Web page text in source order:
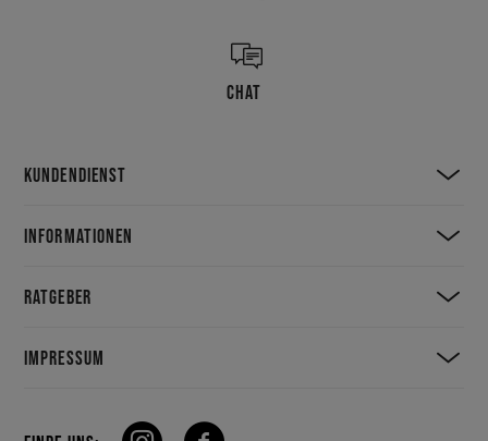
CHAT
KUNDENDIENST
INFORMATIONEN
RATGEBER
IMPRESSUM